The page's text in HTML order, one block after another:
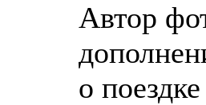
Автор
о